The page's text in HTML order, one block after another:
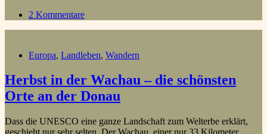
2 Kommentare
Europa, Landleben, Wandern
Herbst in der Wachau – die schönsten
Orte an der Donau
Dass die UNESCO eine ganze Landschaft zum Welterbe erklärt,